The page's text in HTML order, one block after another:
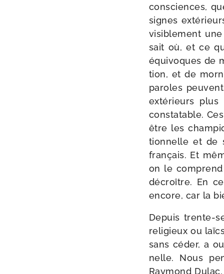
consciences,
signes
visi­ble­ment
sait où, et ce
équi­voques de
tion, et de
paroles
exté­rieurs plus
consta­table.
être les
tion­nelle et de
fran­çais. Et
on le
décroître. En
encore, car la
Depuis trente-​
reli­gieux ou
sans céder, a
nelle. Nous
Raymond